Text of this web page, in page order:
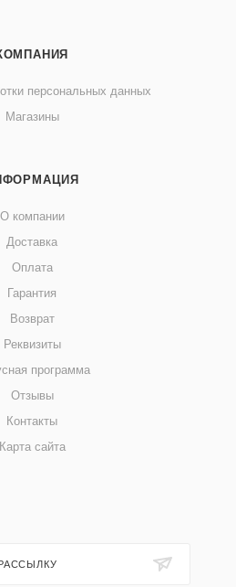
персональных данных
Магазины
О компании
Доставка
Оплата
Гарантия
Возврат
Реквизиты
программа
Отзывы
Контакты
Карта сайта